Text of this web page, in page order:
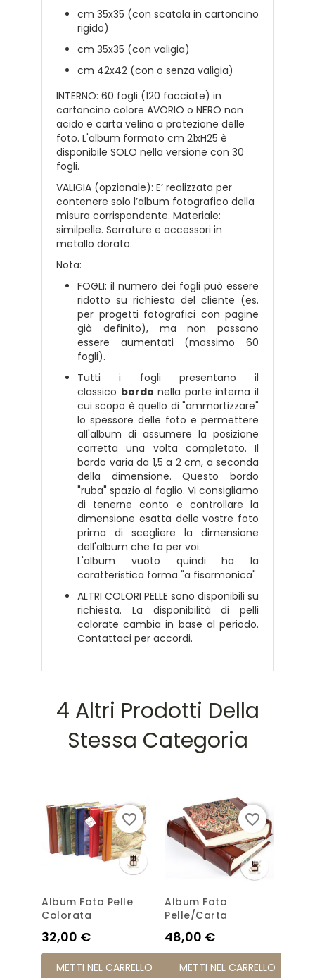
cm 35x35 (con scatola in cartoncino
rigido)
cm 35x35 (con valigia)
cm 42x42 (con o senza valigia)
INTERNO: 60 fogli (120 facciate) in
cartoncino colore AVORIO o NERO non
acido e carta velina a protezione delle
foto. L'album formato cm 21xH25 è
disponibile SOLO nella versione con 30
fogli.
VALIGIA (opzionale): E‘ realizzata per
contenere solo l’album fotografico della
misura corrispondente. Materiale:
similpelle. Serrature e accessori in
metallo dorato.
Nota:
FOGLI: il numero dei fogli può essere
ridotto su richiesta del cliente (es.
per progetti fotografici con pagine
già definito), ma non possono
essere aumentati (massimo 60
fogli).
Tutti i fogli presentano il
classico bordo nella parte interna il
cui scopo è quello di "ammortizzare"
lo spessore delle foto e permettere
all'album di assumere la posizione
corretta una volta completato. Il
bordo varia da 1,5 a 2 cm, a seconda
della dimensione. Questo bordo
"ruba" spazio al foglio. Vi consigliamo
di tenerne conto e controllare la
dimensione esatta delle vostre foto
prima di scegliere la dimensione
dell'album che fa per voi.
L'album vuoto quindi ha la
caratteristica forma "a fisarmonica"
ALTRI COLORI PELLE sono disponibili su
richiesta. La disponibilità di pelli
colorate cambia in base al periodo.
Contattaci per accordi.
4 Altri Prodotti Della
Stessa Categoria
Album Foto Pelle
Colorata
Prezzo
32,00 €
METTI NEL CARRELLO
favorite_border
Album Foto
Pelle/carta
Prezzo
48,00 €
METTI NEL CARRELLO
favorite_border